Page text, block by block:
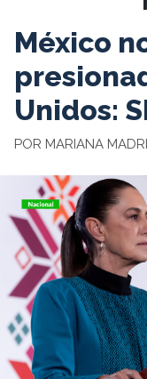
México
Unidos:
POR MARIANA